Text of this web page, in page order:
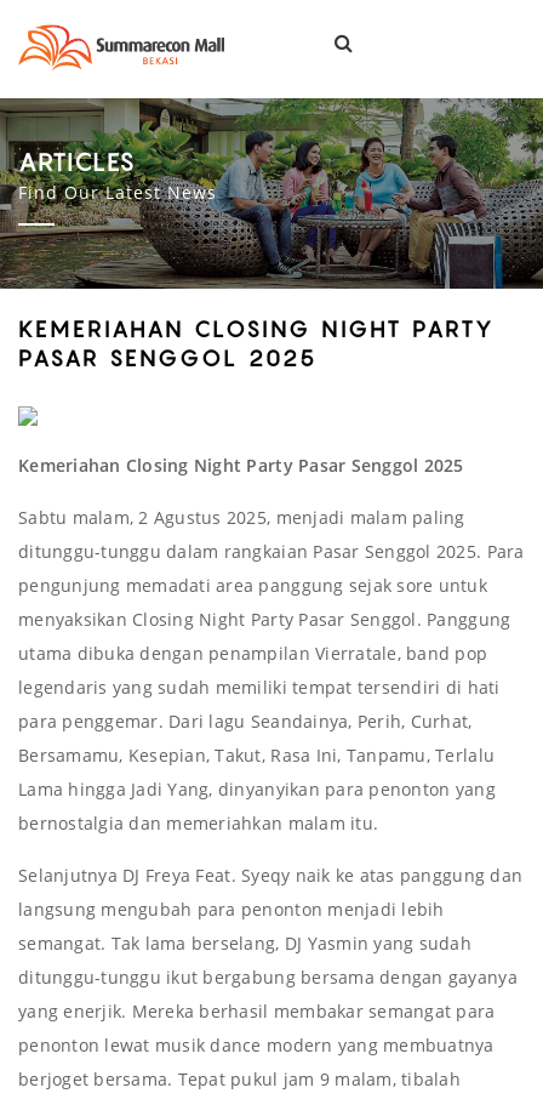
ARTICLES
Find Our Latest News
KEMERIAHAN CLOSING NIGHT PARTY
PASAR SENGGOL 2025
Kemeriahan Closing Night Party Pasar Senggol 2025
Sabtu malam, 2 Agustus 2025, menjadi malam paling
ditunggu-tunggu dalam rangkaian Pasar Senggol 2025. Para
pengunjung memadati area panggung sejak sore untuk
menyaksikan Closing Night Party Pasar Senggol. Panggung
utama dibuka dengan penampilan Vierratale, band pop
legendaris yang sudah memiliki tempat tersendiri di hati
para penggemar. Dari lagu Seandainya, Perih, Curhat,
Bersamamu, Kesepian, Takut, Rasa Ini, Tanpamu, Terlalu
Lama hingga Jadi Yang, dinyanyikan para penonton yang
bernostalgia dan memeriahkan malam itu.
Selanjutnya DJ Freya Feat. Syeqy naik ke atas panggung dan
langsung mengubah para penonton menjadi lebih
semangat. Tak lama berselang, DJ Yasmin yang sudah
ditunggu-tunggu ikut bergabung bersama dengan gayanya
yang enerjik. Mereka berhasil membakar semangat para
penonton lewat musik dance modern yang membuatnya
berjoget bersama. Tepat pukul jam 9 malam, tibalah